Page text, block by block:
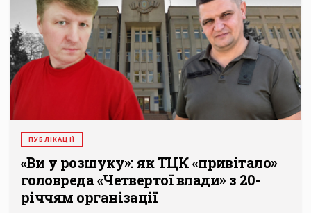
ПУБЛІКАЦІЇ
«Ви у розшуку»: як ТЦК «привітало»
головреда «Четвертої влади» з 20-
річчям організації